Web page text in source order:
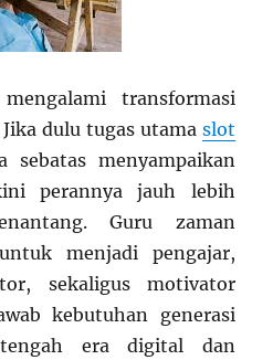
transformasi
dulu tugas utama slot
sebatas menyampaikan
perannya jauh lebih
Guru zaman
menjadi pengajar,
sekaligus motivator
kebutuhan generasi
era digital dan